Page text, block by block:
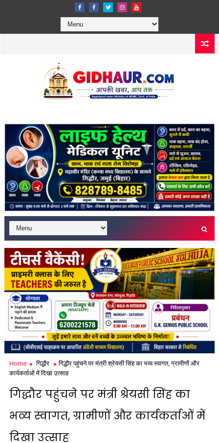
Home गिद्धौर
गिद्धौर पहुंचने पर मंत्री श्रेयसी सिंह का भव्य स्वागत, ग्रामीणों और
कार्यकर्ताओं में दिखा उत्साह
गिद्धौर पहुंचने पर मंत्री श्रेयसी सिंह का
भव्य स्वागत, ग्रामीणों और कार्यकर्ताओं में
दिखा उत्साह